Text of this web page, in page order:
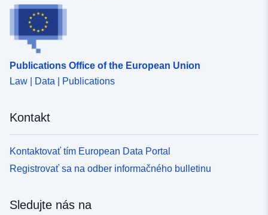
Publications Office of the European Union
Law | Data | Publications
Kontakt
Kontaktovať tím European Data Portal
Registrovať sa na odber informačného bulletinu
Sledujte nás na